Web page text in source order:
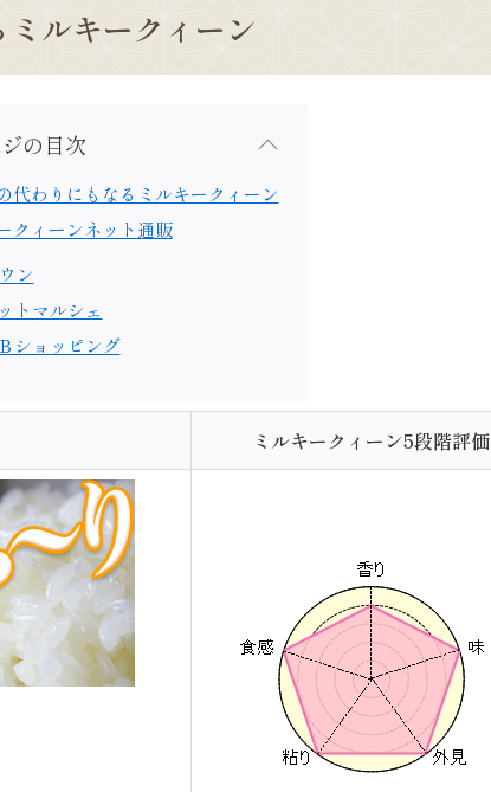
ルキークィーン
の目次
代わりにもなるミルキークィーン
クィーンネット通販
ン
トマルシェ
ショッピング
ミルキークィーン5段階評価